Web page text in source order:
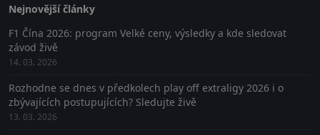
Nejnovější články
F1 Čína 2026: program Velké ceny, výsledky a kde sledovat
závod živě
14. 03. 2026
Rozhodne se dnes v předkolech play off extraligy 2026 i o
zbývajících postupujících? Sledujte živě
13. 03. 2026